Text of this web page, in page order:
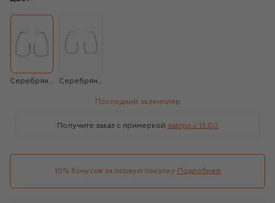
Серебряный Серебряный
Последний экземпляр
Получите заказ с примеркой завтра c 13:00
10% бонусов за первую покупку Подробнее